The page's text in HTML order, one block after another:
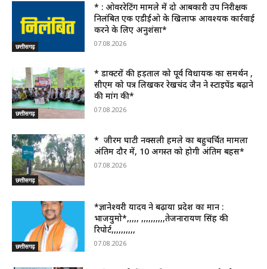
छत्तीसगढ़
* : ओवररेटिंग मामले में दो आबकारी उप निरीक्षक
निलंबित एक एडीईओ के खिलाफ आवश्यक कार्रवाई
करने के लिए अनुशंसा*
07.08.2026
छत्तीसगढ़
* डाक्टरों की हड़ताल को पूर्व विधायक का समर्थन ,
सीएम को पत्र लिखकर रेखचंद जैन ने स्टाइपेंड बढ़ाने
की मांग की*
07.08.2026
छत्तीसगढ़
* जीरम घाटी नक्सली हमले का बहुचर्चित मामला
अंतिम दौर में, 10 अगस्त को होगी अंतिम बहस*
07.08.2026
छत्तीसगढ़
*ज्ञानेश्वरी यादव ने बढ़ाया प्रदेश का मान :
भाजयुमो*,,,,, ,,,,,,,,,,तेजनारायण सिंह की
रिपोर्ट,,,,,,,,,,
07.08.2026